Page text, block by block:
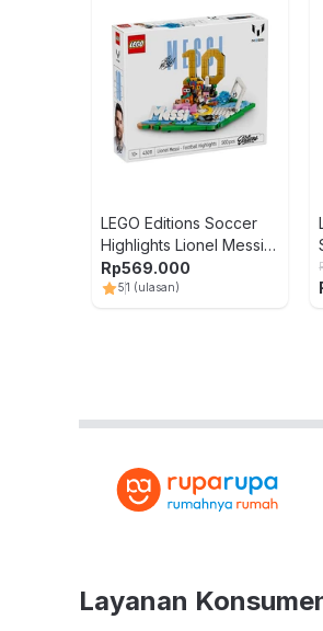
LEGO Editions Soccer
Highlights Lionel Messi
Set 500 pcs 43011 - Mix
Rp569.000
51 (ulasan)
Layanan